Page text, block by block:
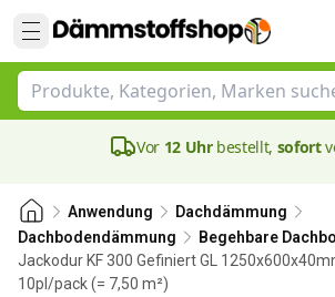
Vor 12 Uhrbestellt, sofort
Anwendung
Dachdämmung
Dachbodendämmung
Begehbare
Jackodur KF 300 Gefiniert GL
10pl/pack (= 7,50 m²)